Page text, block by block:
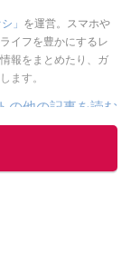
」 を運営。スマホや
イフを豊かにするレ
報をまとめたり、ガ
ます。
の他の記事を読む